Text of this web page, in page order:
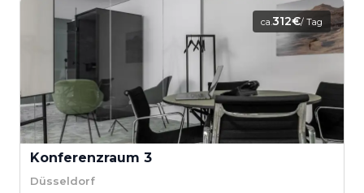
ca.312€/ Tag
Konferenzraum 3
Düsseldorf